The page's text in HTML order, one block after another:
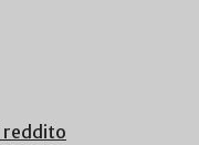
reddito